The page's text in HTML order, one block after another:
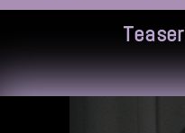
Teaser